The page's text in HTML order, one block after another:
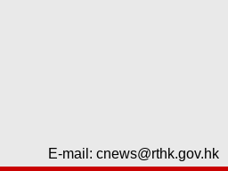
E-mail: cnews@rthk.gov.hk